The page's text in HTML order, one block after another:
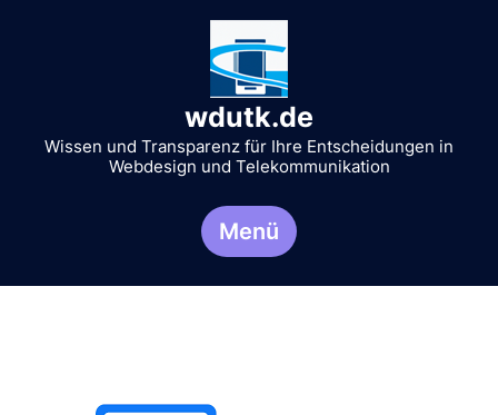
wdutk.de
Wissen und Transparenz für Ihre Entscheidungen in
Webdesign und Telekommunikation
Menü